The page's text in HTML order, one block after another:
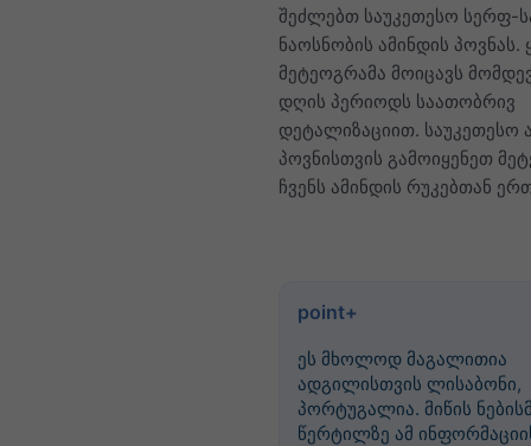
შეძლებთ საუკეთესო სერფ-
ნაოსნობის ამინდის პოვნას.
მეტეოგრამა მოიცავს
დღის პერიოდს საათობრივ
დეტალიზაციით. საუკეთესო
პოვნისთვის გამოიყენეთ
ჩვენს ამინდის რუკებთან
point+
ეს მხოლოდ მაგალითია
ადგილისთვის ლისაბონი,
პორტუგალია. მიწის
წერტილზე ამ